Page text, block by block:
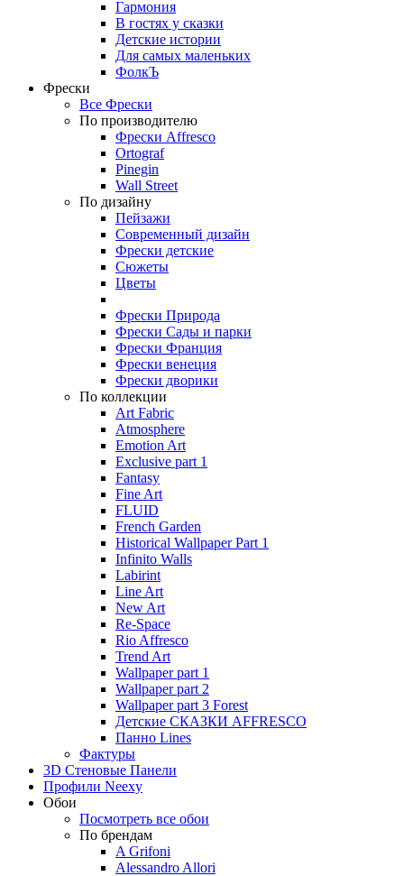
Гармония
В гостях у сказки
Детские истории
Для самых маленьких
ФолкЪ
Фрески
Все Фрески
По производителю
Фрески Affresco
Ortograf
Pinegin
Wall Street
По дизайну
Пейзажи
Современный дизайн
Фрески детские
Сюжеты
Цветы
Фрески Природа
Фрески Сады и парки
Фрески Франция
Фрески венеция
Фрески дворики
По коллекции
Art Fabric
Atmosphere
Emotion Art
Exclusive part 1
Fantasy
Fine Art
FLUID
French Garden
Historical Wallpaper Part 1
Infinito Walls
Labirint
Line Art
New Art
Re-Space
Rio Affresco
Trend Art
Wallpaper part 1
Wallpaper part 2
Wallpaper part 3 Forest
Детские СКАЗКИ AFFRESCO
Панно Lines
Фактуры
3D Стеновые Панели
Профили Neexy
Обои
Посмотреть все обои
По брендам
A Grifoni
Alessandro Allori